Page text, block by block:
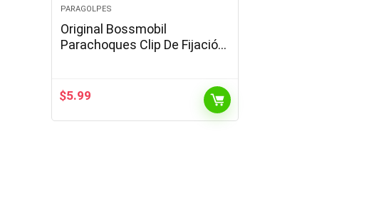
PARAGOLPES
Original Bossmobil
Parachoques Clip De Fijación
Vel satis 18 X 16 X…
$5.99